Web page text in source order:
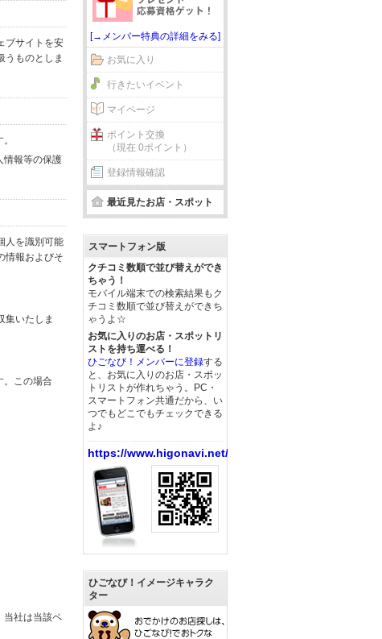
ブサイトを安
うものとしま
情報等の保護
人を識別可能
情報およびそ
集いたしま
。この場合
当社は当該ペ
[→メンバー特典の詳細をみる]
お気に入り
行きたいイベント
マイページ
ポイント交換
（現在 0ポイント）
登録情報確認
最近見たお店・スポット
スマートフォン版
クチコミ数順で並び替えができ
ちゃう！
モバイル端末での検索結果もク
チコミ数順で並び替えができち
ゃうよ☆
お気に入りのお店・スポットリ
ストを持ち運べる！
ひごなび！メンバーに登録する
と、お気に入りのお店・スポッ
トリストが作れちゃう。PC・
スマートフォン共通だから、い
つでもどこでもチェックできる
よ♪
https://www.higonavi.net/
ひごなび！イメージキャラク
ター